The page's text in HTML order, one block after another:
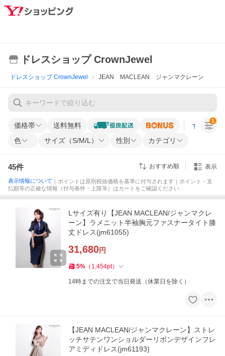
ドレスショップ CrownJewel
ドレスショップ CrownJewel JEAN MACLEAN ジャンマクレーン
価格帯 送料無料 すべての条
色 サイズ（S/M/L） 性別 カテゴリ
1
45件 おすすめ順 表示
表示情報について ｜ポイントは原則税抜価格を基準に付与されます｜ポイント・支
払額等の正確な情報（付与条件・上限等）はカートをご確認ください
Lサイズ有り【JEAN MACLEAN/ジャンマクレ
ーン】ラメニット半袖胸元ファスナータイト膝
丈ドレス(jm61055)
31,680円
5% （ 1,454pt）
14時までの注文で当日発送（休業日を除く）
【JEAN MACLEAN/ジャンマクレーン】ストレ
ッチサテンワンショルダーリボンデザインフレ
アミディドレス(jm61193)